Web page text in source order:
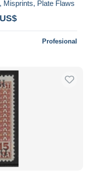
Misprints, Plate Flaws
Profesional